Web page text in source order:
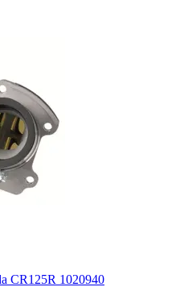
CR125R 1020940